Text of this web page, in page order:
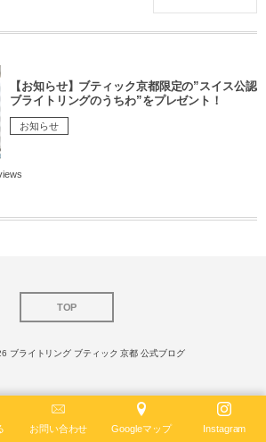
【お知らせ】ブティック京都限定の”スイス公認
ブライトリングのうちわ”をプレゼント！
お知らせ
TOP
ブライトリング ブティック 京都 公式ブログ
お問い合わせ Googleマップ Instagram